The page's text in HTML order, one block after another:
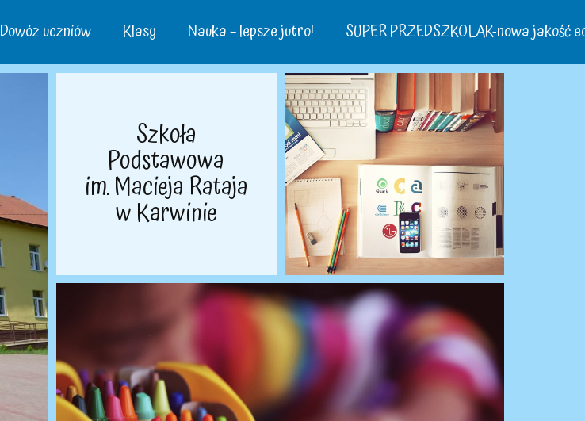
Dowóz uczniów Klasy Nauka – lepsze jutro! SUPER PRZEDSZKOLAK-nowa jakość
Szkoła
Podstawowa
im. Macieja Rataja
w Karwinie